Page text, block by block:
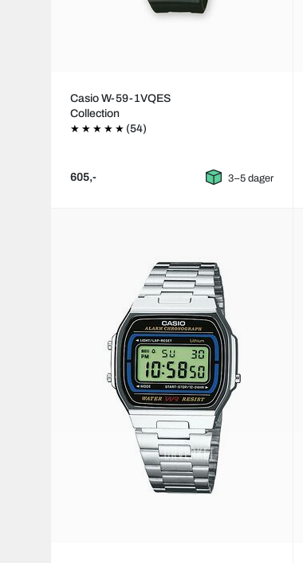
Casio W-59-1VQES
Collection
(54)
605,- 3–5 dager